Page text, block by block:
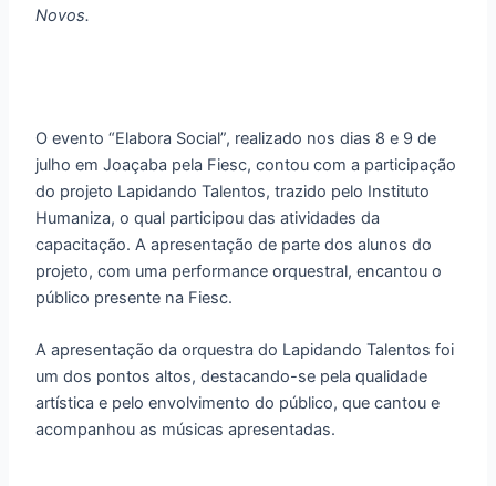
Novos.
O evento “Elabora Social”, realizado nos dias 8 e 9 de
julho em Joaçaba pela Fiesc, contou com a participação
do projeto Lapidando Talentos, trazido pelo Instituto
Humaniza, o qual participou das atividades da
capacitação. A apresentação de parte dos alunos do
projeto, com uma performance orquestral, encantou o
público presente na Fiesc.
A apresentação da orquestra do Lapidando Talentos foi
um dos pontos altos, destacando-se pela qualidade
artística e pelo envolvimento do público, que cantou e
acompanhou as músicas apresentadas.